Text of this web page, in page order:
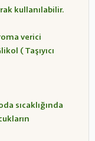
kullanılabilir.
verici
( Taşıyıcı
sıcaklığında